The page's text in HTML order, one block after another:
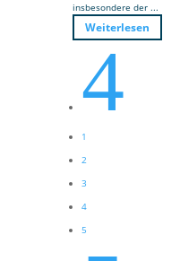
insbesondere der ...
Weiterlesen
4
1
2
3
4
5